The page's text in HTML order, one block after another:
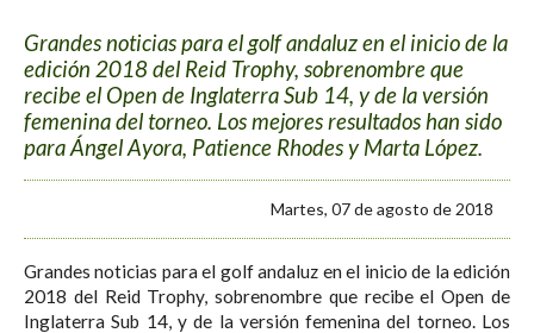
Grandes noticias para el golf andaluz en el inicio de la
edición 2018 del Reid Trophy, sobrenombre que
recibe el Open de Inglaterra Sub 14, y de la versión
femenina del torneo. Los mejores resultados han sido
para Ángel Ayora, Patience Rhodes y Marta López.
Martes, 07 de agosto de 2018
Grandes noticias para el golf andaluz en el inicio de la edición
2018 del Reid Trophy, sobrenombre que recibe el Open de
Inglaterra Sub 14, y de la versión femenina del torneo. Los